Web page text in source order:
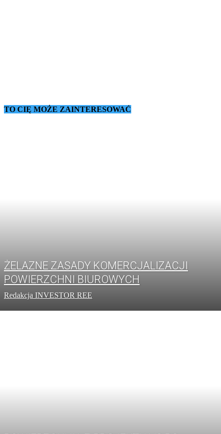
TO CIĘ MOŻE ZAINTERESOWAĆ
ŻELAZNE ZASADY KOMERCJALIZACJI
POWIERZCHNI BIUROWYCH
Redakcja INVESTOR REE